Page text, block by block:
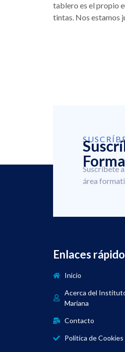
tablero es el propio
tintas. Nos estamos
Suscríbete
área
Enlaces
Inicio
Acerca del
Mariana
Contacto
Política de Cookies